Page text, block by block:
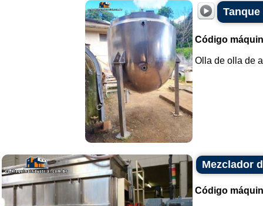
Código
Olla de olla de
Mezclador
Código